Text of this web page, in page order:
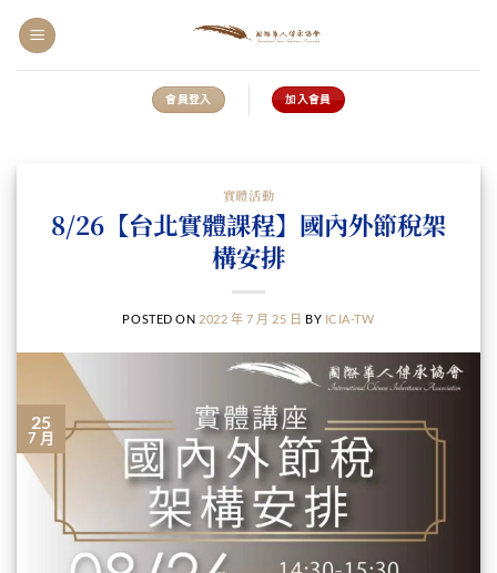
會員登入 加入會員
實體活動
8/26【台北實體課程】國內外節稅架
構安排
POSTED ON 2022 年 7 月 25 日 BY ICIA-TW
25
7 月